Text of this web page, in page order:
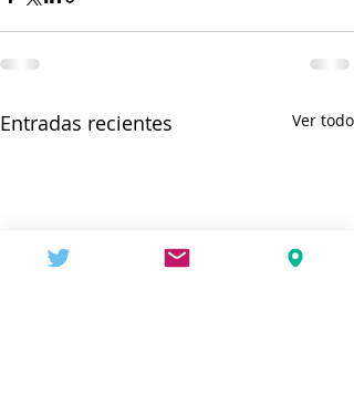
Entradas recientes Ver todo